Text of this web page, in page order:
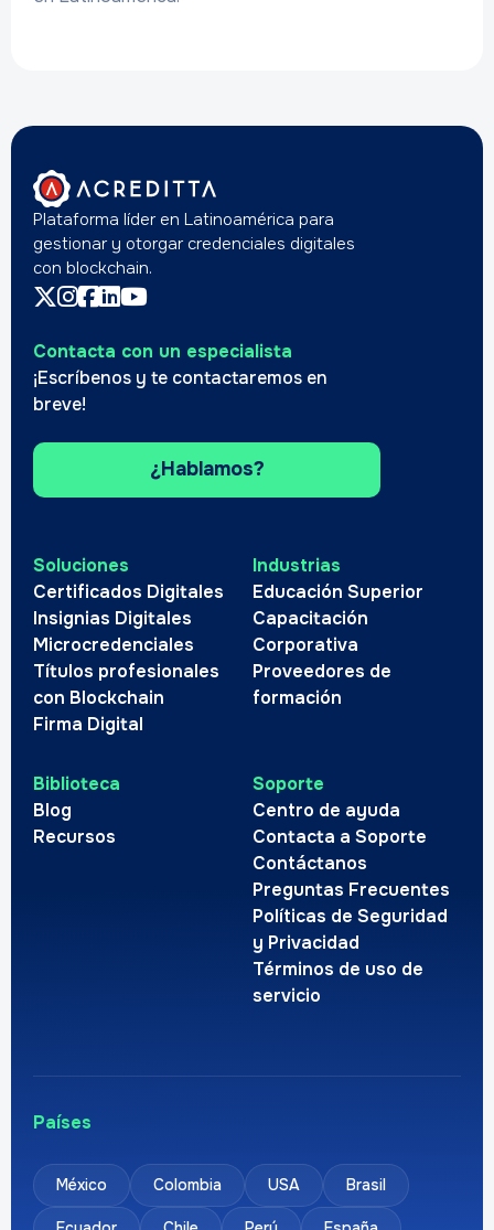
Plataforma líder en Latinoamérica para
gestionar y otorgar credenciales digitales
con blockchain.
Contacta con un especialista
¡Escríbenos y te contactaremos en
breve!
¿Hablamos?
Soluciones
Certificados Digitales
Insignias Digitales
Microcredenciales
Títulos profesionales
con Blockchain
Firma Digital
Industrias
Educación Superior
Capacitación
Corporativa
Proveedores de
formación
Biblioteca
Blog
Recursos
Soporte
Centro de ayuda
Contacta a Soporte
Contáctanos
Preguntas Frecuentes
Políticas de Seguridad
y Privacidad
Términos de uso de
servicio
Países
México Colombia USA Brasil